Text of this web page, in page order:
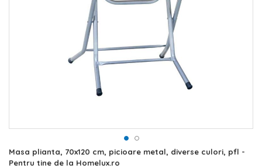
Skip
to
Masa plianta, 70x120 cm, picioare metal, diverse culori, pfl -
Pentru tine de la Homelux.ro